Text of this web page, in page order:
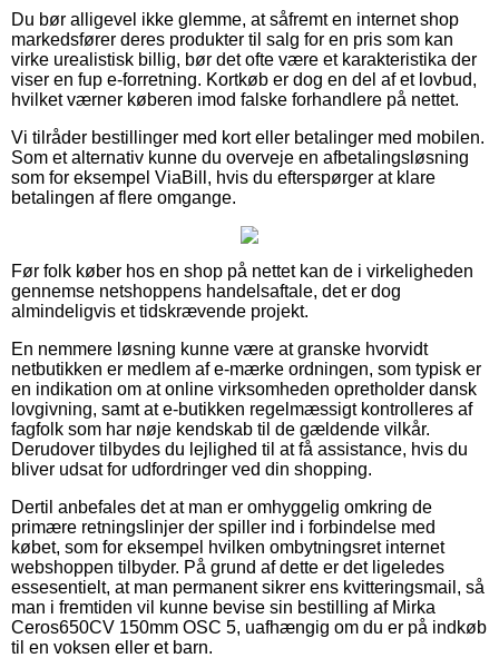
Du bør alligevel ikke glemme, at såfremt en internet shop
markedsfører deres produkter til salg for en pris som kan
virke urealistisk billig, bør det ofte være et karakteristika der
viser en fup e-forretning. Kortkøb er dog en del af et lovbud,
hvilket værner køberen imod falske forhandlere på nettet.
Vi tilråder bestillinger med kort eller betalinger med mobilen.
Som et alternativ kunne du overveje en afbetalingsløsning
som for eksempel ViaBill, hvis du efterspørger at klare
betalingen af flere omgange.
Før folk køber hos en shop på nettet kan de i virkeligheden
gennemse netshoppens handelsaftale, det er dog
almindeligvis et tidskrævende projekt.
En nemmere løsning kunne være at granske hvorvidt
netbutikken er medlem af e-mærke ordningen, som typisk er
en indikation om at online virksomheden opretholder dansk
lovgivning, samt at e-butikken regelmæssigt kontrolleres af
fagfolk som har nøje kendskab til de gældende vilkår.
Derudover tilbydes du lejlighed til at få assistance, hvis du
bliver udsat for udfordringer ved din shopping.
Dertil anbefales det at man er omhyggelig omkring de
primære retningslinjer der spiller ind i forbindelse med
købet, som for eksempel hvilken ombytningsret internet
webshoppen tilbyder. På grund af dette er det ligeledes
essesentielt, at man permanent sikrer ens kvitteringsmail, så
man i fremtiden vil kunne bevise sin bestilling af Mirka
Ceros650CV 150mm OSC 5, uafhængig om du er på indkøb
til en voksen eller et barn.